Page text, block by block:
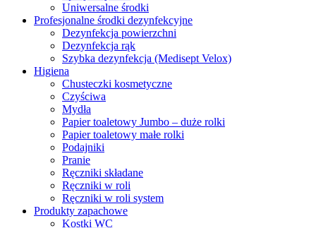
Uniwersalne środki
Profesjonalne środki dezynfekcyjne
Dezynfekcja powierzchni
Dezynfekcja rąk
Szybka dezynfekcja (Medisept Velox)
Higiena
Chusteczki kosmetyczne
Czyściwa
Mydła
Papier toaletowy Jumbo – duże rolki
Papier toaletowy małe rolki
Podajniki
Pranie
Ręczniki składane
Ręczniki w roli
Ręczniki w roli system
Produkty zapachowe
Kostki WC